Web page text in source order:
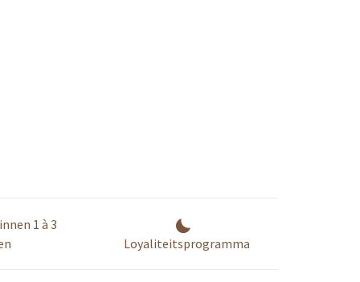
1 à 3
Loyaliteitsprogramma